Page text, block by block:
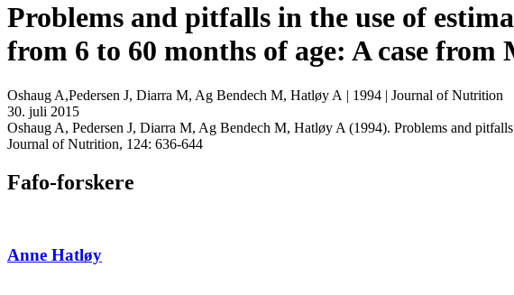
Problems and pitfalls in the use of
from 6 to 60 months of age: A case from
Oshaug A,Pedersen J, Diarra M, Ag Bendech M, Hatløy A | 1994 | Journal of Nutrition
30. juli 2015
Oshaug A, Pedersen J, Diarra M, Ag Bendech M, Hatløy A (1994). Problems and
Journal of Nutrition, 124: 636-644
Fafo-forskere
Anne Hatløy